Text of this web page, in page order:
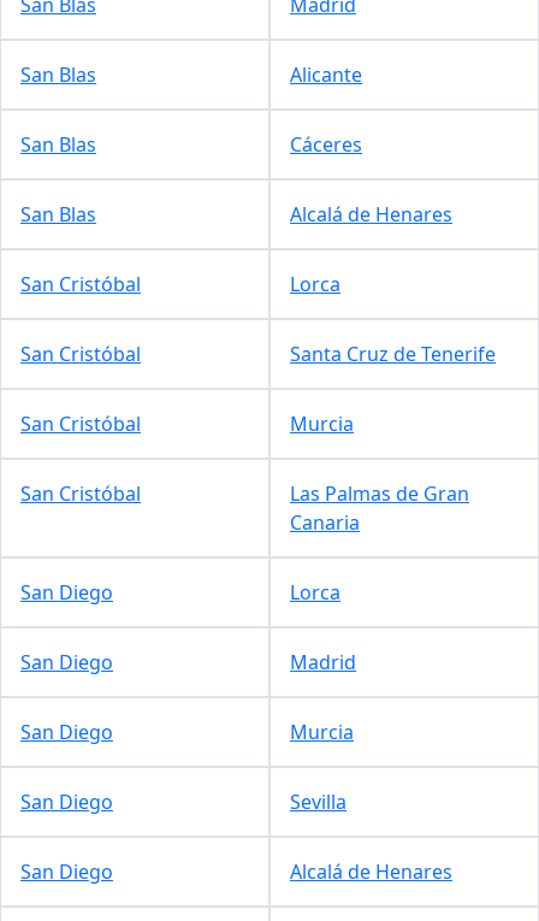
San Blas Alicante
San Blas Cáceres
San Blas Alcalá de Henares
San Cristóbal Lorca
San Cristóbal Santa Cruz de Tenerife
San Cristóbal Murcia
San Cristóbal
Las Palmas de Gran
Canaria
San Diego Lorca
San Diego Madrid
San Diego Murcia
San Diego Sevilla
San Diego Alcalá de Henares